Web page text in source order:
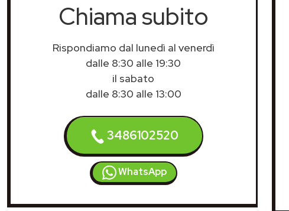
Chiama subito
Rispondiamo dal lunedì al venerdì
dalle 8:30 alle 19:30
il sabato
dalle 8:30 alle 13:00
3486102520
WhatsApp